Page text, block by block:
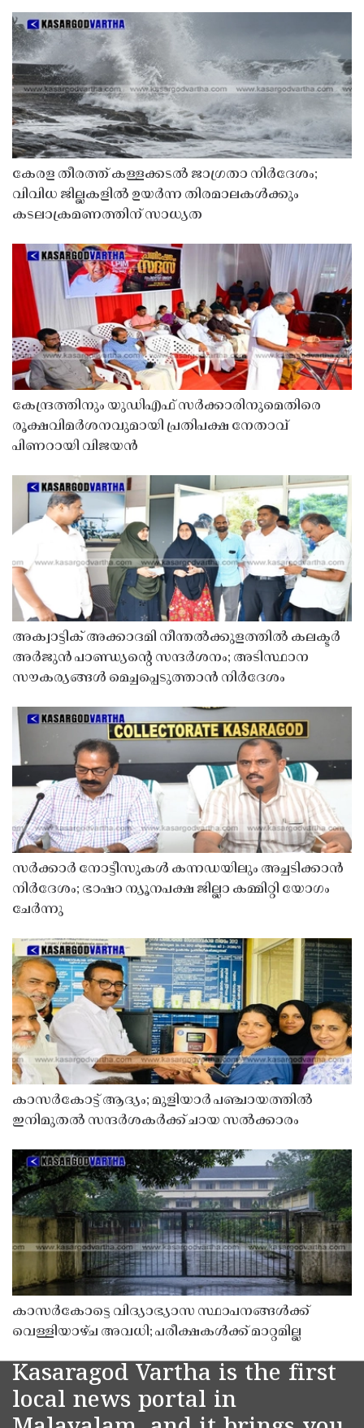
കേരള തീരത്ത് കള്ളക്കടൽ ജാഗ്രതാ നിർദേശം;
വിവിധ ജില്ലകളിൽ ഉയർന്ന തിരമാലകൾക്കും
കടലാക്രമണത്തിന് സാധ്യത
കേന്ദ്രത്തിനും യുഡിഎഫ് സർക്കാരിനുമെതിരെ
രൂക്ഷവിമർശനവുമായി പ്രതിപക്ഷ നേതാവ്
പിണറായി വിജയൻ
അക്വാട്ടിക് അക്കാദമി നീന്തൽക്കുളത്തിൽ കലക്ടർ
അർജുൻ പാണ്ഡ്യൻ്റെ സന്ദർശനം; അടിസ്ഥാന
സൗകര്യങ്ങൾ മെച്ചപ്പെടുത്താൻ നിർദേശം
സർക്കാർ നോട്ടീസുകൾ കന്നഡയിലും അച്ചടിക്കാൻ
നിർദേശം; ഭാഷാ ന്യൂനപക്ഷ ജില്ലാ കമ്മിറ്റി യോഗം
ചേർന്നു
കാസർകോട്ട് ആദ്യം; മുളിയാർ പഞ്ചായത്തിൽ
ഇനിമുതൽ സന്ദർശകർക്ക് ചായ സൽക്കാരം
കാസർകോട്ടെ വിദ്യാഭ്യാസ സ്ഥാപനങ്ങൾക്ക്
വെള്ളിയാഴ്ച അവധി; പരീക്ഷകൾക്ക് മാറ്റമില്ല
Kasaragod Vartha is the first
local news portal in